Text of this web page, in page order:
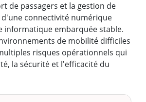
de passagers et la gestion de
connectivité numérique
informatique embarquée stable.
de mobilité difficiles
risques opérationnels qui
la sécurité et l'efficacité du